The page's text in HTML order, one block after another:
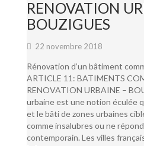
RENOVATION
BOUZIGUES
22 novembre 2018
Rénovation d’un bâtiment
ARTICLE 11: BATIMENTS
RENOVATION URBAINE –
urbaine est une notion éculée
et le bâti de zones urbaines
comme insalubres ou ne
contemporain. Les villes